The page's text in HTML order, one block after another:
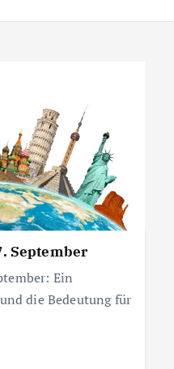
September
Ein
die Bedeutung für